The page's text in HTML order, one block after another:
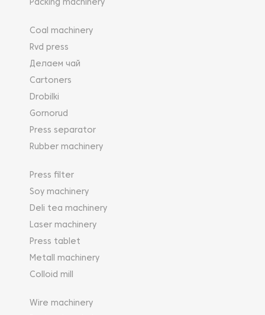
Packing machinery
Coal machinery
Rvd press
Делаем чай
Cartoners
Drobilki
Gornorud
Press separator
Rubber machinery
Press filter
Soy machinery
Deli tea machinery
Laser machinery
Press tablet
Metall machinery
Colloid mill
Wire machinery